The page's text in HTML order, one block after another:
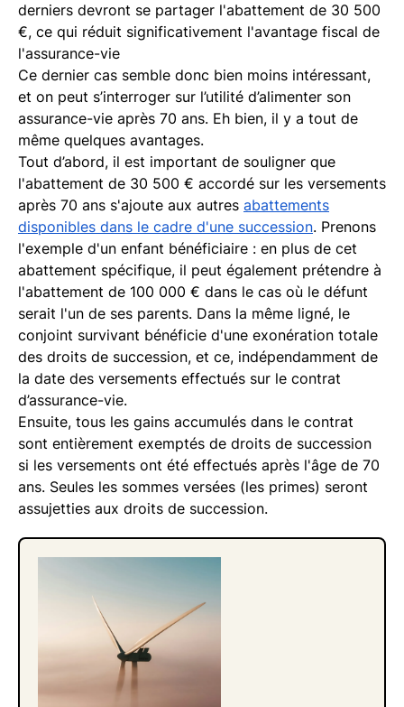
derniers devront se partager l'abattement de 30 500
€, ce qui réduit significativement l'avantage fiscal de
l'assurance-vie
Ce dernier cas semble donc bien moins intéressant,
et on peut s’interroger sur l’utilité d’alimenter son
assurance-vie après 70 ans. Eh bien, il y a tout de
même quelques avantages.
Tout d’abord, il est important de souligner que
l'abattement de 30 500 € accordé sur les versements
après 70 ans s'ajoute aux autres abattements
disponibles dans le cadre d'une succession. Prenons
l'exemple d'un enfant bénéficiaire : en plus de cet
abattement spécifique, il peut également prétendre à
l'abattement de 100 000 € dans le cas où le défunt
serait l'un de ses parents. Dans la même ligné, le
conjoint survivant bénéficie d'une exonération totale
des droits de succession, et ce, indépendamment de
la date des versements effectués sur le contrat
d’assurance-vie.
Ensuite, tous les gains accumulés dans le contrat
sont entièrement exemptés de droits de succession
si les versements ont été effectués après l'âge de 70
ans. Seules les sommes versées (les primes) seront
assujetties aux droits de succession.